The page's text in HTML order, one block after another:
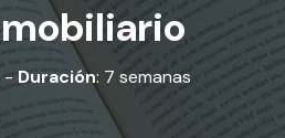
- Duración: 7 semanas